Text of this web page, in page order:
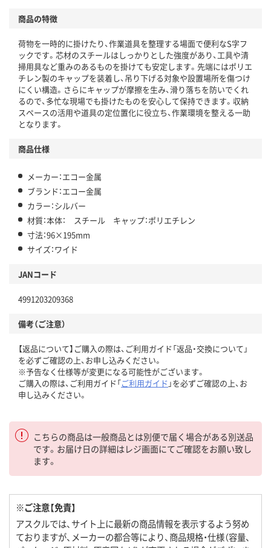
商品の特徴
荷物を一時的に掛けたり、作業道具を整理する場面で便利なS字フ
ックです。芯材のスチールはしっかりとした強度があり、工具や清
掃用具など重みのあるものを掛けても安定します。先端にはポリエ
チレン製のキャップを装着し、吊り下げる対象や設置場所を傷つけ
にくい構造。さらにキャップが摩擦を生み、滑り落ちを防いでくれ
るので、多忙な現場でも掛けたものを安心して保持できます。収納
スペースの活用や道具の定位置化に役立ち、作業環境を整える一助
となります。
商品仕様
メーカー：エコー金属
ブランド：エコー金属
カラー：シルバー
材質：本体： スチール キャップ：ポリエチレン
寸法：96×195mm
サイズ：ワイド
JANコード
4991203209368
備考（ご注意）
【返品について】ご購入の際は、ご利用ガイド「返品・交換について」
を必ずご確認の上、お申し込みください。
※予告なく仕様等が変更になる可能性がございます。
ご購入の際は、ご利用ガイド「ご利用ガイド 」を必ずご確認の上、お
申し込みください。
こちらの商品は一般商品とは別便で届く場合がある別送品
です。お届け日の詳細はレジ画面にてご確認をお願い致し
ます。
※ご注意【免責】
アスクルでは、サイト上に最新の商品情報を表示するよう努め
ておりますが、メーカーの都合等により、商品規格・仕様（容量、